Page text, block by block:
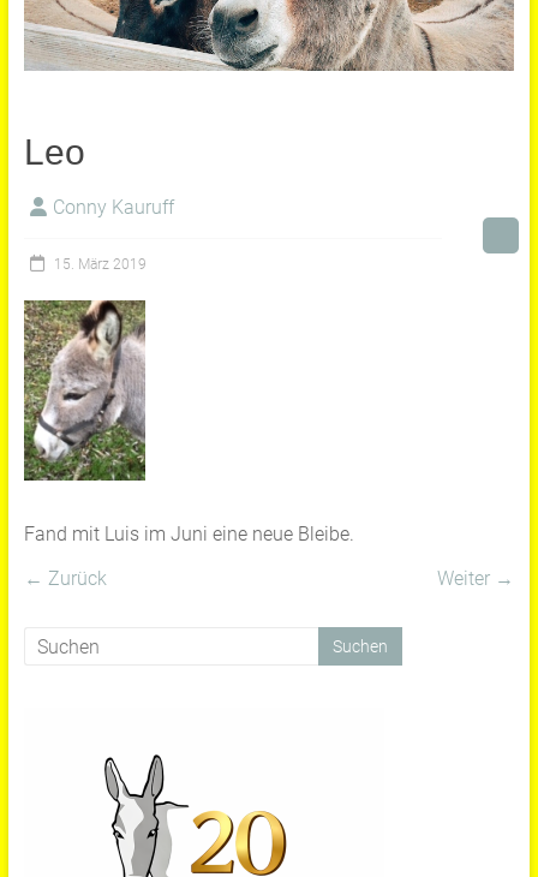
Leo
Conny Kauruff
15. März 2019
Fand mit Luis im Juni eine neue Bleibe.
← Zurück
Weiter →